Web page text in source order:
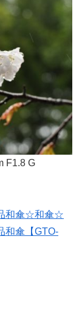
F1.8 G
和傘☆和傘☆
和傘【GTO-